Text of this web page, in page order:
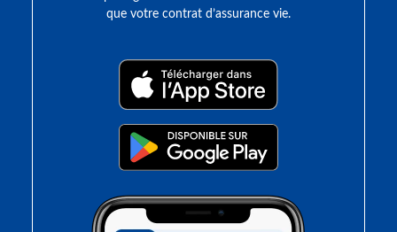
que votre contrat d’assurance vie.